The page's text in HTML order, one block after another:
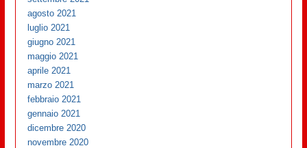
agosto 2021
luglio 2021
giugno 2021
maggio 2021
aprile 2021
marzo 2021
febbraio 2021
gennaio 2021
dicembre 2020
novembre 2020